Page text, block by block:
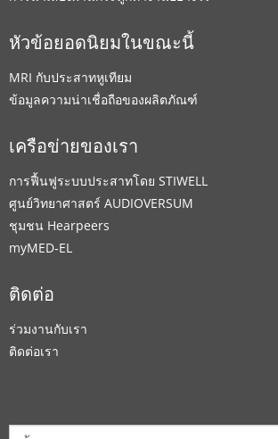
หัวข้อยอดนิยมในขณะนี้
MRI กับประสาทหูเทียม
ข้อมูลความน่าเชื่อถือของผลิตภัณฑ์
เครือข่ายของเรา
การฟื้นฟูระบบประสาทโดย STIWELL
ศูนย์วิทยาศาสตร์ AUDIOVERSUM
ชุมชน Hearpeers
myMED‑EL
ติดต่อ
ร่วมงานกับเรา
ติดต่อเรา